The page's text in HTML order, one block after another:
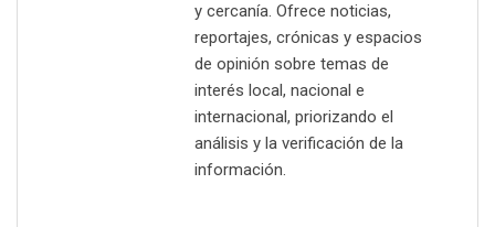
y cercanía. Ofrece noticias,
reportajes, crónicas y espacios
de opinión sobre temas de
interés local, nacional e
internacional, priorizando el
análisis y la verificación de la
información.